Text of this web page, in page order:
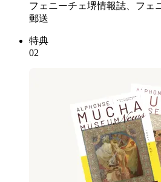
フェニーチェ堺情報誌、フェ
郵送
特典
02